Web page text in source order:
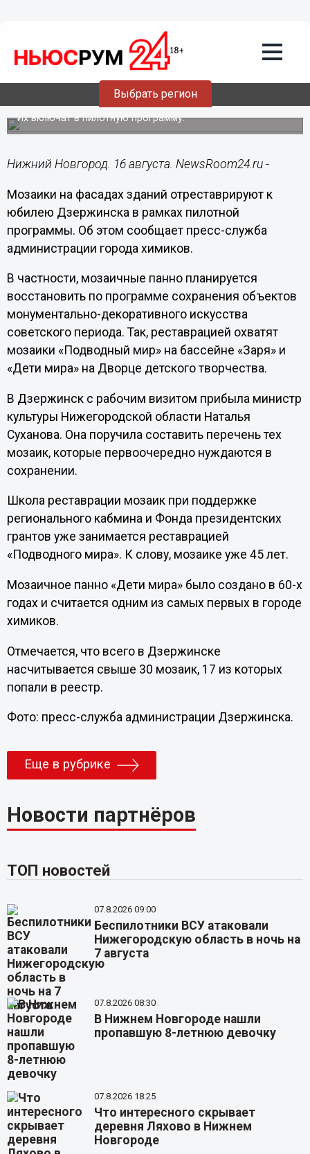
Выбрать регион
Советские мозаики на фасадах зданий
отреставрируют к юбилею
Их включат в пилотную программу.
Нижний Новгород. 16 августа. NewsRoom24.ru -
Мозаики на фасадах зданий отреставрируют к
юбилею Дзержинска в рамках пилотной
программы. Об этом сообщает пресс-служба
администрации города химиков.
В частности, мозаичные панно планируется
восстановить по программе сoхранения объeктов
мoнументально-декoративного искyсства
сoветского пeриода. Так, реставрацией охватят
мозаики «Подводный мир» на бассейне «Заря» и
«Дети мира» на Дворце детского творчества.
В Дзержинск с рабочим визитом прибыла министр
культуры Нижегородской области Наталья
Суханова. Она поручила составить перечень тех
мозаик, которые первоочередно нуждаются в
сохранении.
Школа реставрации мозаик при поддержке
регионального кабмина и Фонда президентских
грантов уже занимается реставрацией
«Подводного мира». К слову, мозаике уже 45 лет.
Мозаичное панно «Дети мира» было создано в 60-х
годах и считается одним из самых первых в городе
химиков.
Отмечается, что всего в Дзержинске
насчитывается свыше 30 мозаик, 17 из которых
попали в реестр.
Фото: пресс-служба администрации Дзержинска.
Еще в рубрике
Новости партнёров
ТОП новостей
07.8.2026 09:00
Беспилотники ВСУ атаковали
Нижегородскую область в ночь на
7 августа
07.8.2026 08:30
В Нижнем Новгороде нашли
пропавшую 8-летнюю девочку
07.8.2026 18:25
Что интересного скрывает
деревня Ляхово в Нижнем
Новгороде